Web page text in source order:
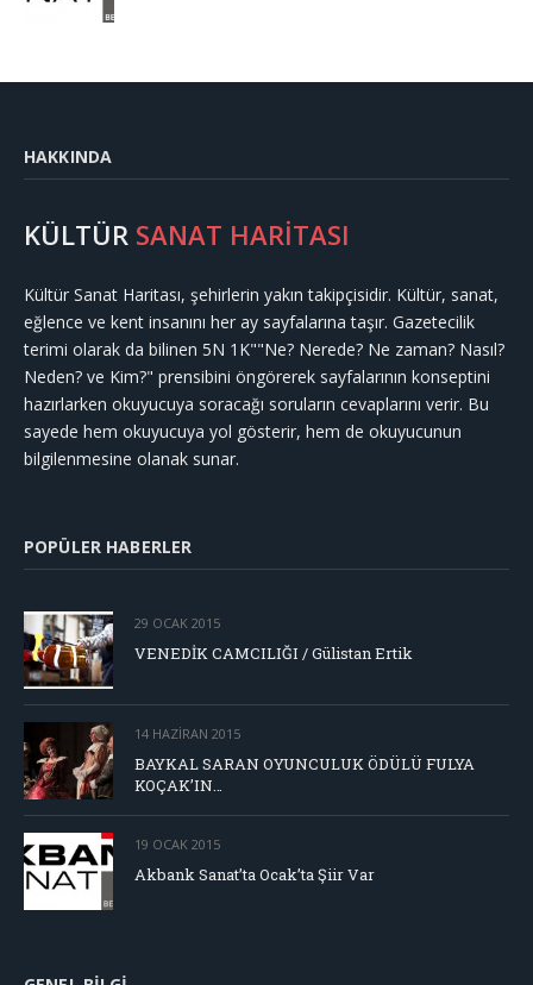
HAKKINDA
KÜLTÜR SANAT HARİTASI
Kültür Sanat Haritası, şehirlerin yakın takipçisidir. Kültür, sanat,
eğlence ve kent insanını her ay sayfalarına taşır. Gazetecilik
terimi olarak da bilinen 5N 1K""Ne? Nerede? Ne zaman? Nasıl?
Neden? ve Kim?" prensibini öngörerek sayfalarının konseptini
hazırlarken okuyucuya soracağı soruların cevaplarını verir. Bu
sayede hem okuyucuya yol gösterir, hem de okuyucunun
bilgilenmesine olanak sunar.
POPÜLER HABERLER
29 OCAK 2015
VENEDİK CAMCILIĞI / Gülistan Ertik
14 HAZIRAN 2015
BAYKAL SARAN OYUNCULUK ÖDÜLÜ FULYA
KOÇAK’IN…
19 OCAK 2015
Akbank Sanat’ta Ocak’ta Şiir Var